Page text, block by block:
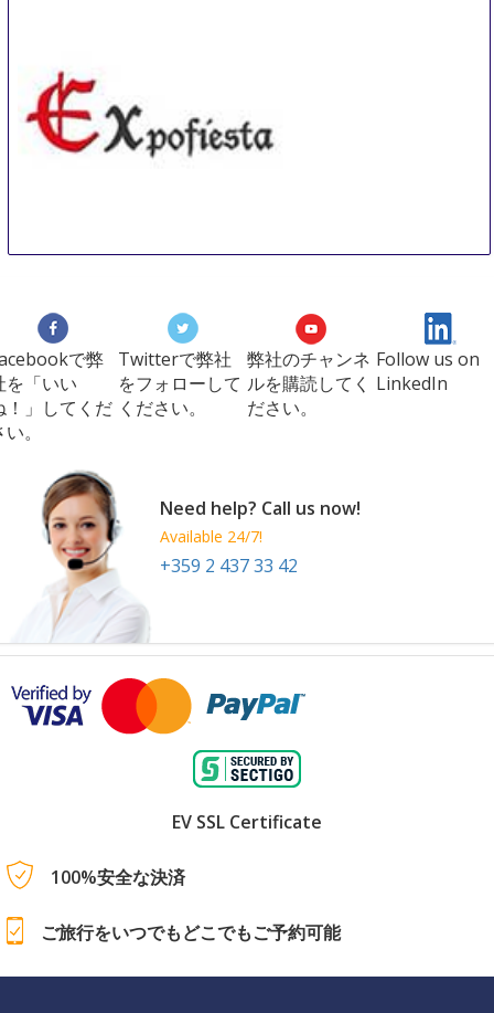
Elche
Spain
で弊
を「いい
！」してくだ
。
Twitterで弊社
をフォローして
ください。
弊社のチャンネ
ルを購読してく
ださい。
Follow us on
LinkedIn
Need help? Call us now!
Available 24/7!
+359 2 437 33 42
EV SSL Certificate
100%安全な決済
ご旅行をいつでもどこでもご予約可能